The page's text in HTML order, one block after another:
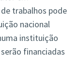
trabalhos pode
nacional
instituição
financiadas